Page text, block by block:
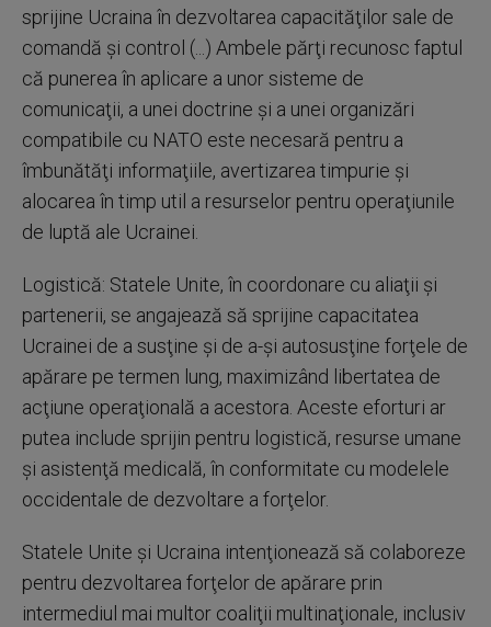
sprijine Ucraina în dezvoltarea capacităţilor sale de
comandă şi control (...) Ambele părţi recunosc faptul
că punerea în aplicare a unor sisteme de
comunicaţii, a unei doctrine şi a unei organizări
compatibile cu NATO este necesară pentru a
îmbunătăţi informaţiile, avertizarea timpurie şi
alocarea în timp util a resurselor pentru operaţiunile
de luptă ale Ucrainei.
Logistică: Statele Unite, în coordonare cu aliaţii şi
partenerii, se angajează să sprijine capacitatea
Ucrainei de a susţine şi de a-şi autosusţine forţele de
apărare pe termen lung, maximizând libertatea de
acţiune operaţională a acestora. Aceste eforturi ar
putea include sprijin pentru logistică, resurse umane
şi asistenţă medicală, în conformitate cu modelele
occidentale de dezvoltare a forţelor.
Statele Unite şi Ucraina intenţionează să colaboreze
pentru dezvoltarea forţelor de apărare prin
intermediul mai multor coaliţii multinaţionale, inclusiv